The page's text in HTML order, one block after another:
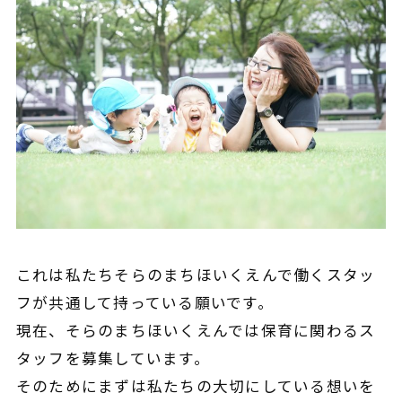
これは私たちそらのまちほいくえんで働くスタッ
フが共通して持っている願いです。
現在、そらのまちほいくえんでは保育に関わるス
タッフを募集しています。
そのためにまずは私たちの大切にしている想いを